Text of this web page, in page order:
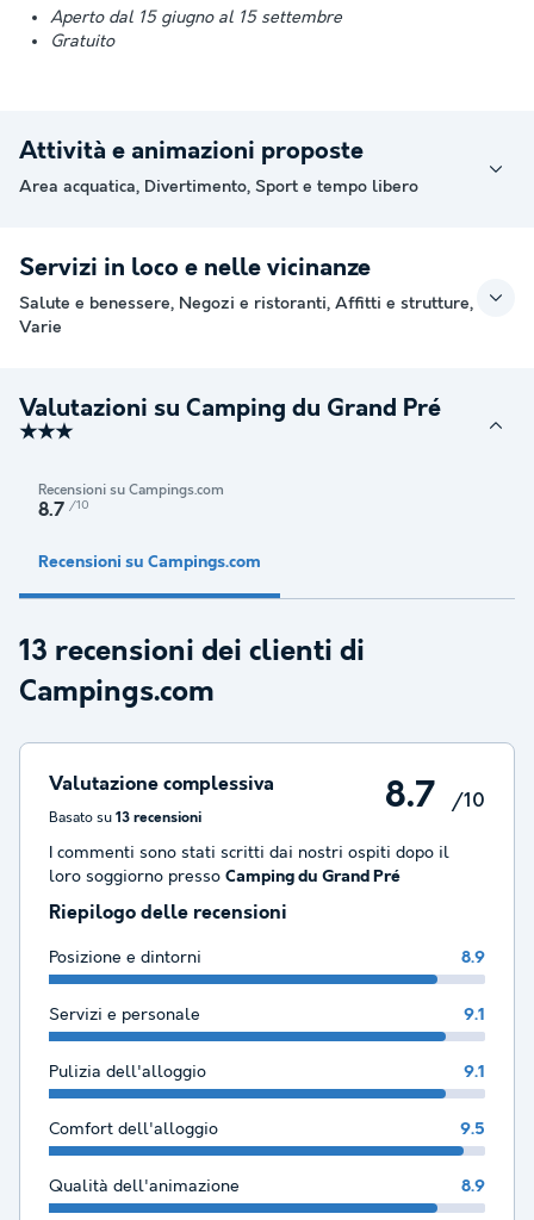
Aperto dal 15 giugno al 15 settembre
Gratuito
Attività e animazioni proposte
Area acquatica, Divertimento, Sport e tempo libero
Servizi in loco e nelle vicinanze
Salute e benessere, Negozi e ristoranti, Affitti e strutture,
Varie
Valutazioni su Camping du Grand Pré
★★★
Recensioni su Campings.com
8.7 /10
Recensioni su Campings.com
13 recensioni dei clienti di
Campings.com
Valutazione complessiva
Basato su 13 recensioni
8.7 /10
I commenti sono stati scritti dai nostri ospiti dopo il
loro soggiorno presso Camping du Grand Pré
Riepilogo delle recensioni
Posizione e dintorni 8.9
Servizi e personale 9.1
Pulizia dell'alloggio 9.1
Comfort dell'alloggio 9.5
Qualità dell'animazione 8.9